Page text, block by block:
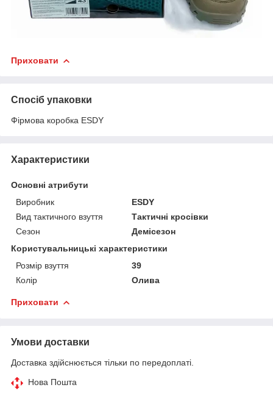
Приховати
Спосіб упаковки
Фірмова коробка ESDY
Характеристики
Основні атрибути
Виробник
ESDY
Вид тактичного взуття
Тактичні кросівки
Сезон
Демісезон
Користувальницькі характеристики
Розмір взуття
39
Колір
Олива
Приховати
Умови доставки
Доставка здійснюється тільки по передоплаті.
Нова Пошта